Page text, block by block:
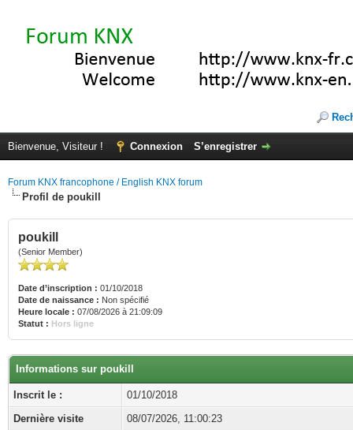
Bienvenue, Visiteur ! Connexion S’enregistrer
Forum KNX francophone / English KNX forum
Profil de poukill
poukill
(Senior Member)
Date d’inscription : 01/10/2018
Date de naissance : Non spécifié
Heure locale : 07/08/2026 à 21:09:09
Statut : Hors ligne
Informations sur poukill
Inscrit le :
01/10/2018
Dernière visite
08/07/2026, 11:00:23